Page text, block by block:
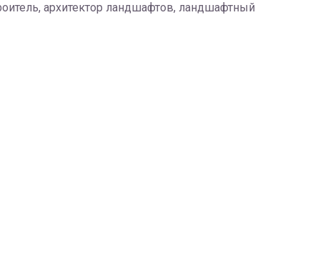
архитектор ландшафтов, ландшафтный